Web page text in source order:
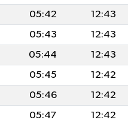
05:42 12:43
05:43 12:43
05:44 12:43
05:45 12:42
05:46 12:42
05:47 12:42